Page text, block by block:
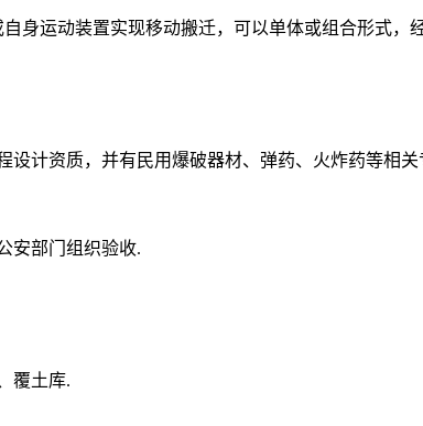
身运动装置实现移动搬迁，可以单体或组合形式，
计资质，并有民用爆破器材、弹药、火炸药等相
安部门组织验收.
覆土库.